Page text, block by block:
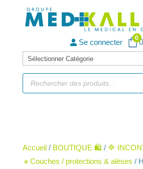
Se connecter 0
Catégories
de
produits
Recherche
produits
Accueil/ BOUTIQUE 🛍️ / 🔷
🔹Couches / protections & alèses /